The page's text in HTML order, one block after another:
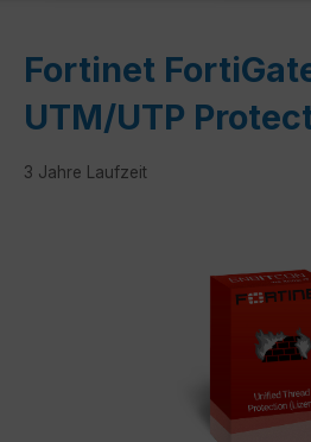
Fortinet
UTM/UTP
3 Jahre Laufzeit